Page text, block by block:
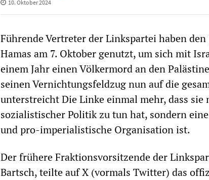
10. Oktober 2024
Führende Vertreter der Linkspartei haben
Hamas am 7. Oktober genutzt, um sich mit
einem Jahr einen Völkermord an den
seinen Vernichtungsfeldzug nun auf die
unterstreicht Die Linke einmal mehr, dass
sozialistischer Politik zu tun hat, sondern
und pro-imperialistische Organisation ist.
Der frühere Fraktionsvorsitzende der
Bartsch, teilte auf X (vormals Twitter) das